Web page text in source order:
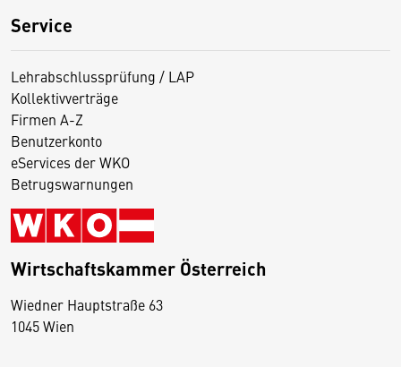
Service
Lehrabschlussprüfung / LAP
Kollektivverträge
Firmen A-Z
Benutzerkonto
eServices der WKO
Betrugswarnungen
Wirtschaftskammer Österreich
Wiedner Hauptstraße 63
1045 Wien
D